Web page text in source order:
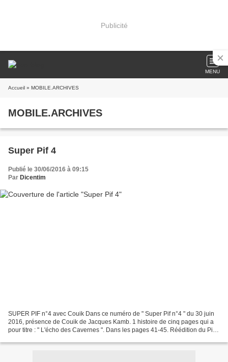
Publicité
MENU
Accueil » MOBILE.ARCHIVES
MOBILE.ARCHIVES
Super Pif 4
Publié le 30/06/2016 à 09:15
Par Dicentim
SUPER PIF n°4 avec Couik Dans ce numéro de " Super Pif n°4 " du 30 juin
2016, présence de Couik de Jacques Kamb. 1 histoire de cinq pages qui a
pour titre : " L'écho des Cavernes ". Dans les pages 41-45. Réédition du Pif-